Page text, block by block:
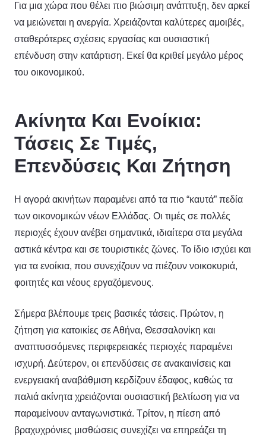
Για μια χώρα που θέλει πιο βιώσιμη ανάπτυξη, δεν αρκεί
να μειώνεται η ανεργία. Χρειάζονται καλύτερες αμοιβές,
σταθερότερες σχέσεις εργασίας και ουσιαστική
επένδυση στην κατάρτιση. Εκεί θα κριθεί μεγάλο μέρος
του οικονομικού.
Ακίνητα Και Ενοίκια:
Τάσεις Σε Τιμές,
Επενδύσεις Και Ζήτηση
Η αγορά ακινήτων παραμένει από τα πιο “καυτά” πεδία
των οικονομικών νέων Ελλάδας. Οι τιμές σε πολλές
περιοχές έχουν ανέβει σημαντικά, ιδιαίτερα στα μεγάλα
αστικά κέντρα και σε τουριστικές ζώνες. Το ίδιο ισχύει και
για τα ενοίκια, που συνεχίζουν να πιέζουν νοικοκυριά,
φοιτητές και νέους εργαζόμενους.
Σήμερα βλέπουμε τρεις βασικές τάσεις. Πρώτον, η
ζήτηση για κατοικίες σε Αθήνα, Θεσσαλονίκη και
αναπτυσσόμενες περιφερειακές περιοχές παραμένει
ισχυρή. Δεύτερον, οι επενδύσεις σε ανακαινίσεις και
ενεργειακή αναβάθμιση κερδίζουν έδαφος, καθώς τα
παλιά ακίνητα χρειάζονται ουσιαστική βελτίωση για να
παραμείνουν ανταγωνιστικά. Τρίτον, η πίεση από
βραχυχρόνιες μισθώσεις συνεχίζει να επηρεάζει τη